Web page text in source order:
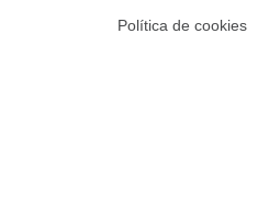
Política de cookies